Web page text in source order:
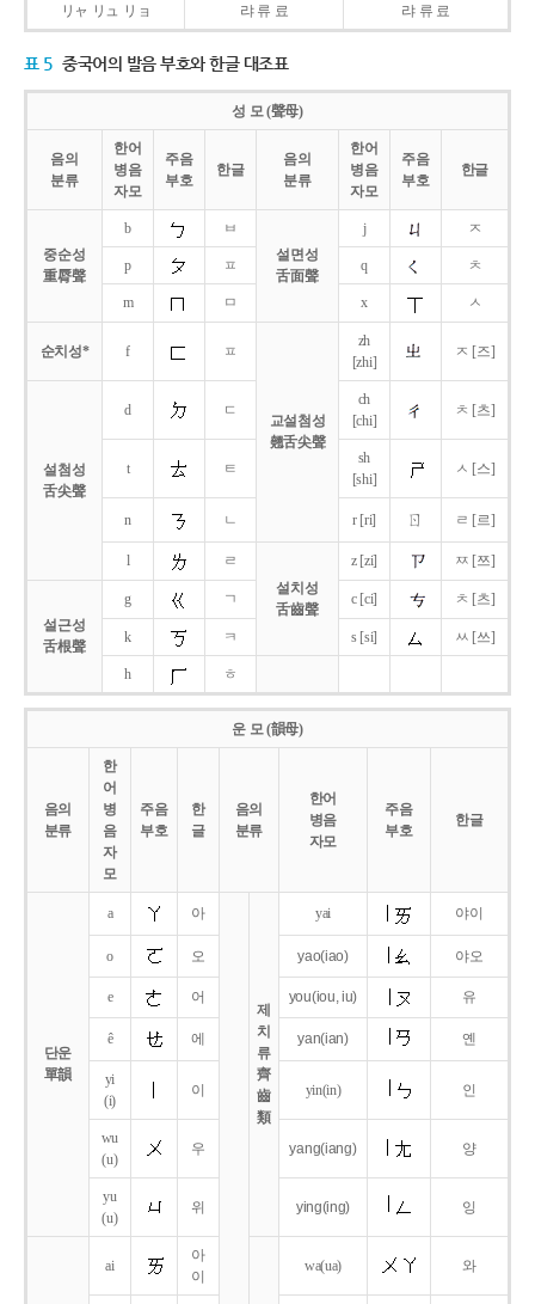
リャ リュ リョ 랴 류 료 랴 류 료
표 5 중국어의 발음 부호와 한글 대조표
성 모 (聲母)
음의
분류
한어
병음
자모
주음
부호
한글
음의
분류
한어
병음
자모
주음
부호
한글
중순성
重脣聲
b
ㅂ
설면성
舌面聲
j ㅈ
p ㅍ q ㅊ
m ㅁ x ㅅ
순치성* f ㅍ
교설첨성
翹舌尖聲
zh
[zhi]
ㅈ [즈]
설첨성
舌尖聲
d ㄷ
ch
[chi]
ㅊ [츠]
t ㅌ
sh
[shi]
ㅅ [스]
n ㄴ r [ri] ㄖ ㄹ [르]
l
ㄹ
설치성
舌齒聲
z [zi] ㅉ [쯔]
설근성
舌根聲
g ㄱ c [ci] ㅊ [츠]
k ㅋ s [si] ㅆ [쓰]
h ㅎ
운 모 (韻母)
음의
분류
한
어
병
음
자
모
주음
부호
한
글
음의
분류
한어
병음
자모
주음
부호
한글
단운
單韻
a 아
제
치
류
齊
齒
類
yai 야이
o 오 yao(iao) 야오
e 어 you(iou,iu) 유
ê 에 yan(ian) 옌
yi
(i)
이 yin(in) 인
wu
(u)
우 yang(iang) 양
yu
(u)
위 ying(ing) 잉
ai
아
이
wa(ua) 와